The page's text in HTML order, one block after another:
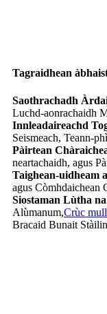
Tagraidhean
Saothrachadh
Luchd-aonrachaidh
Innleadaireachd
Seismeach, Teann-
Pàirtean
neartachaidh, agus
Taighean-uidheam
agus Còmhdaichean
Siostaman Lùtha
Alùmanum,Crùc
Bracaid Bunait